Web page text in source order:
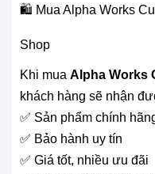
🛍️ Mua Alpha Works
Shop
Khi mua Alpha Works
khách hàng sẽ nhận
✅ Sản phẩm chính
✅ Bảo hành uy tín
✅ Giá tốt, nhiều ưu đãi